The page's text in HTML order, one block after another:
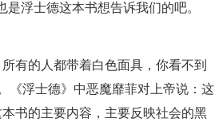
浮士德这本书想告诉我们的吧。
有的人都带着白色面具，你看不到
《浮士德》中恶魔靡菲对上帝说：这
书的主要内容，主要反映社会的黑